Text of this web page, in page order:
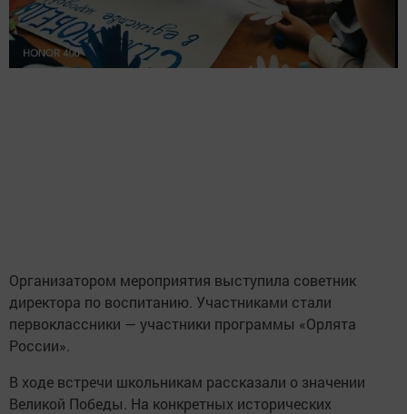
Организатором мероприятия выступила советник
директора по воспитанию. Участниками стали
первоклассники — участники программы «Орлята
России».
В ходе встречи школьникам рассказали о значении
Великой Победы. На конкретных исторических